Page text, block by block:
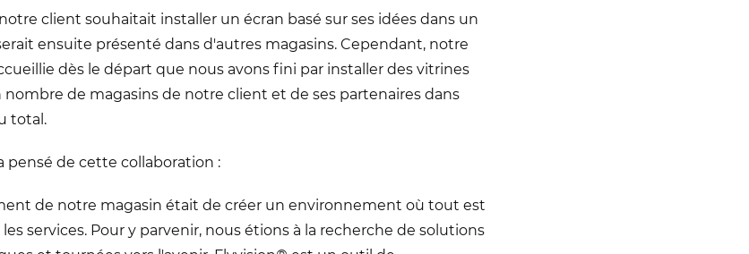
client souhaitait installer un écran basé sur ses idées dans un
ensuite présenté dans d'autres magasins. Cependant, notre
dès le départ que nous avons fini par installer des vitrines
de magasins de notre client et de ses partenaires dans
total.
pensé de cette collaboration :
de notre magasin était de créer un environnement où tout est
services. Pour y parvenir, nous étions à la recherche de solutions